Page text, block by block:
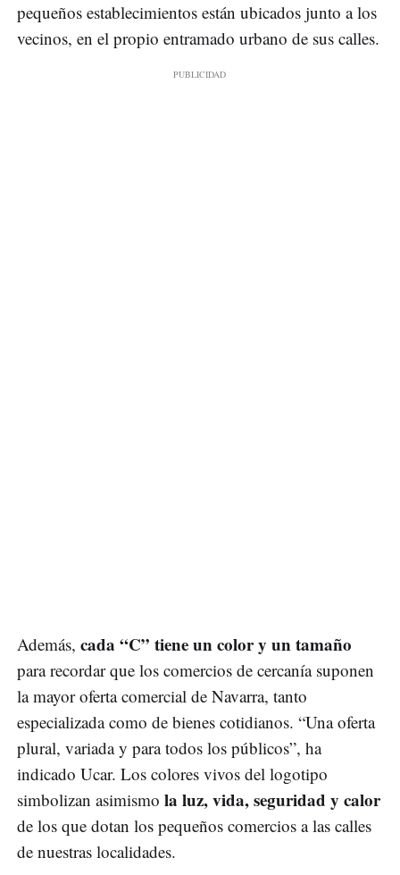
pequeños establecimientos están ubicados junto a los
vecinos, en el propio entramado urbano de sus calles.
Además, cada “C” tiene un color y un tamaño
para recordar que los comercios de cercanía suponen
la mayor oferta comercial de Navarra, tanto
especializada como de bienes cotidianos. “Una oferta
plural, variada y para todos los públicos”, ha
indicado Ucar. Los colores vivos del logotipo
simbolizan asimismo la luz, vida, seguridad y calor
de los que dotan los pequeños comercios a las calles
de nuestras localidades.